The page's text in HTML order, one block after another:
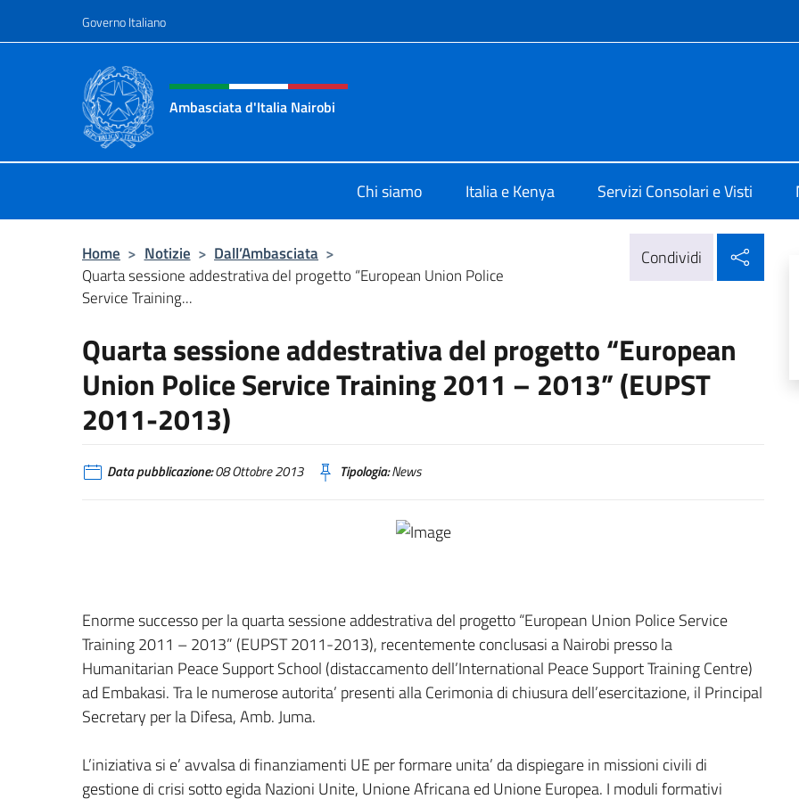
Governo Italiano
Intestazione sito, social e menù
Ambasciata d'Italia Nairobi
Chi siamo Italia e Kenya Servizi Consolari e Visti
Home > Notizie > Dall’Ambasciata >
Quarta sessione addestrativa del progetto “European Union Police
Service Training...
Condividi
Quarta sessione addestrativa del progetto “European
Union Police Service Training 2011 – 2013” (EUPST
2011-2013)
Data pubblicazione:08 Ottobre 2013 Tipologia:News
Enorme successo per la quarta sessione addestrativa del progetto “European Union Police Service
Training 2011 – 2013” (EUPST 2011-2013), recentemente conclusasi a Nairobi presso la
Humanitarian Peace Support School (distaccamento dell’International Peace Support Training Centre)
ad Embakasi. Tra le numerose autorita’ presenti alla Cerimonia di chiusura dell’esercitazione, il Principal
Secretary per la Difesa, Amb. Juma.
L’iniziativa si e’ avvalsa di finanziamenti UE per formare unita’ da dispiegare in missioni civili di
gestione di crisi sotto egida Nazioni Unite, Unione Africana ed Unione Europea. I moduli formativi